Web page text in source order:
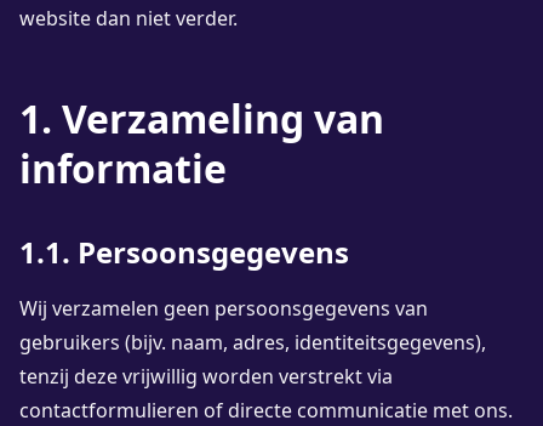
website dan niet verder.
1. Verzameling van
informatie
1.1. Persoonsgegevens
Wij verzamelen geen persoonsgegevens van
gebruikers (bijv. naam, adres, identiteitsgegevens),
tenzij deze vrijwillig worden verstrekt via
contactformulieren of directe communicatie met ons.